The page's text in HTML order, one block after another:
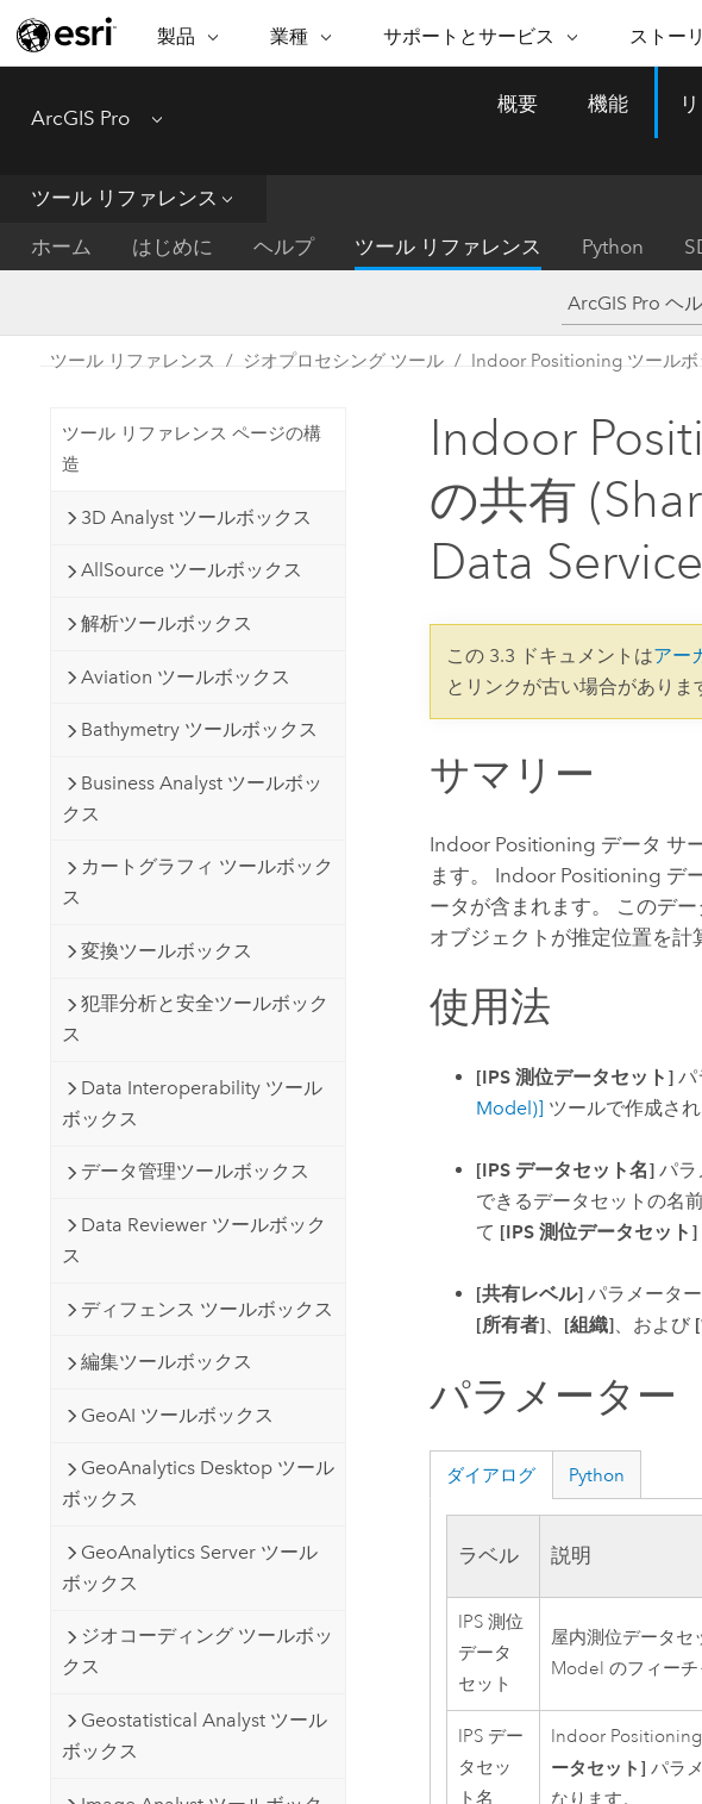
製品
ARCGIS
ArcGIS Online
完全な SaaS マッピング プラット
ArcGIS Enterprise
マッピング &amp; 空間解析アプリ
すべてのプロダクト
機能
位置情報を分析に活用
空間データの統合、編
業種
業種
自然保護
公共エネルギー
地方自治体
持続可能な開発
電気通信
交通機関
注
イ
的
ロ
し
ちま
サポートとサービス
サポートとサービス セ
ド
ストー
ESRI ス
Esri ブ
実世界
技術革新
ー リー
ArcGIS Pro Menu
概要 機能
ツール リファレンス
ホーム はじめに ヘルプ ツール リファレンス Python
ツール リファレンス ジオプロセシング ツール Indoor Positioning ツールボ
ツール リファレンス ページの構
造
3D Analyst ツールボックス
AllSource ツールボックス
解析ツールボックス
Aviation ツールボックス
Bathymetry ツールボックス
Business Analyst ツールボッ
クス
カートグラフィ ツールボック
ス
変換ツールボックス
犯罪分析と安全ツールボック
ス
Data Interoperability ツール
ボックス
データ管理ツールボックス
Data Reviewer ツールボック
ス
ディフェンス ツールボックス
編集ツールボックス
GeoAI ツールボックス
GeoAnalytics Desktop ツール
ボックス
GeoAnalytics Server ツール
ボックス
ジオコーディング ツールボッ
クス
Geostatistical Analyst ツール
ボックス
Indoor
の共有
Data
この 3.3 ドキュメントはアー
とリンクが古い場合があり
サマリー
Indoor Positioning データ サ
ます。 Indoor Positioning デ
ータが含まれます。 このデ
オブジェクトが推定位置を計
使用法
[IPS 測位データセット]パ
Model)] ツールで作成さ
[IPS データセット名]パラ
できるデータセットの名
て [IPS 測位データセット]
[共有レベル]パラメータ
[所有者]、 [組織]、および
パラメーター
ダイアログ Python
ラベル 説明
IPS 測位
データ
セット
屋内測位データ
Model のフィーチ
IPS デー
タセッ
ト名
Indoor Positioning
ータセット] パラ